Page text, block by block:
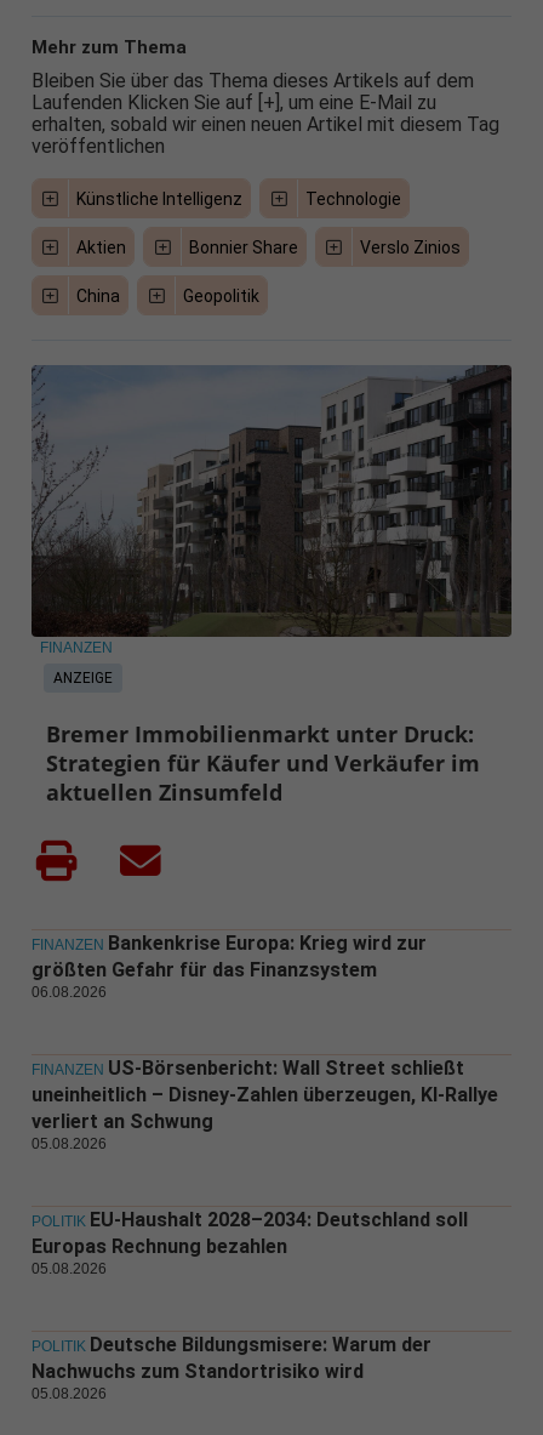
Mehr zum Thema
Bleiben Sie über das Thema dieses Artikels auf dem
Laufenden Klicken Sie auf [+], um eine E-Mail zu
erhalten, sobald wir einen neuen Artikel mit diesem Tag
veröffentlichen
Künstliche Intelligenz Technologie
Aktien Bonnier Share Verslo Zinios
China Geopolitik
ANZEIGE
FINANZEN
Bremer Immobilienmarkt unter Druck:
Strategien für Käufer und Verkäufer im
aktuellen Zinsumfeld
FINANZEN Bankenkrise Europa: Krieg wird zur
größten Gefahr für das Finanzsystem
06.08.2026
FINANZEN US-Börsenbericht: Wall Street schließt
uneinheitlich – Disney-Zahlen überzeugen, KI-Rallye
verliert an Schwung
05.08.2026
POLITIK EU-Haushalt 2028–2034: Deutschland soll
Europas Rechnung bezahlen
05.08.2026
POLITIK Deutsche Bildungsmisere: Warum der
Nachwuchs zum Standortrisiko wird
05.08.2026